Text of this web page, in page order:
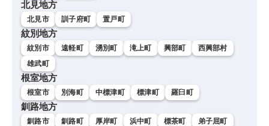
北見地方
北見市 訓子府町 置戸町
紋別地方
紋別市 遠軽町 湧別町 滝上町 興部町
西興部村
雄武町
根室地方
根室市 別海町 中標津町 標津町 羅臼町
釧路地方
釧路市 釧路町 厚岸町 浜中町 標茶町
弟子屈町